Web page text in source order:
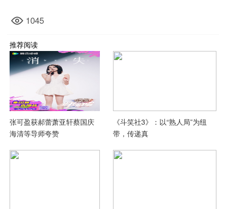
1045
推荐阅读
张可盈获郝蕾萧亚轩蔡国庆
海清等导师夸赞
《斗笑社3》：以“熟人局”为纽
带，传递真